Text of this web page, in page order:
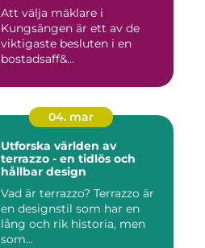
Att välja mäklare i
Kungsängen är ett av de
viktigaste besluten i en
bostadsaff&...
04. mar
Utforska världen av
terrazzo - en tidlös och
hållbar design
Vad är terrazzo? Terrazzo är
en designstil som har en
lång och rik historia, men
som...